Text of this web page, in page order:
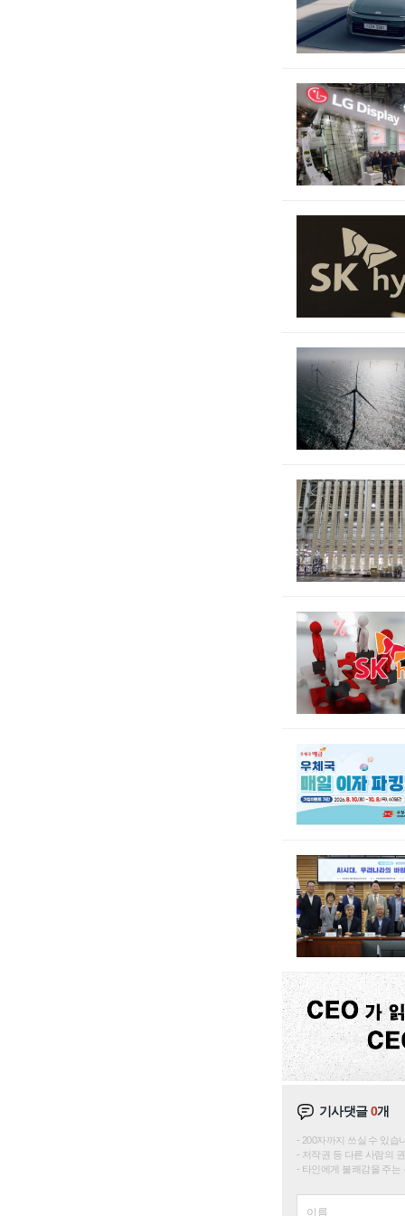
기사댓글0개
200자까지 쓰실 수 있습
저작권 등 다른 사람의
타인에게 불쾌감을 주는